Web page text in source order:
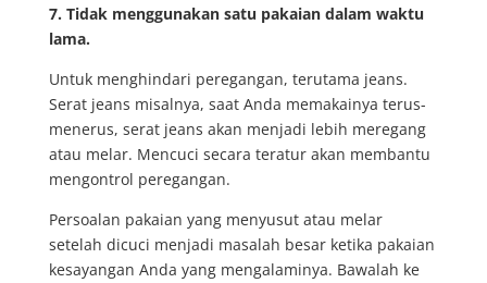
7. Tidak menggunakan satu pakaian dalam waktu
lama.
Untuk menghindari peregangan, terutama jeans.
Serat jeans misalnya, saat Anda memakainya terus-
menerus, serat jeans akan menjadi lebih meregang
atau melar. Mencuci secara teratur akan membantu
mengontrol peregangan.
Persoalan pakaian yang menyusut atau melar
setelah dicuci menjadi masalah besar ketika pakaian
kesayangan Anda yang mengalaminya. Bawalah ke